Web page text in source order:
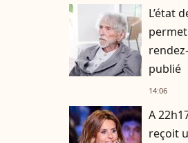
L’état
permet
publié
14:06
A
reçoit